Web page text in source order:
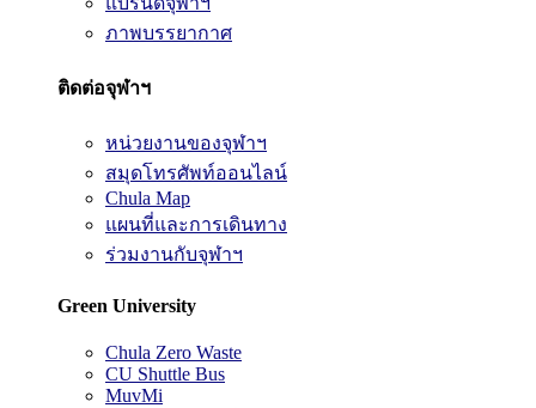
ภาพบรรยากาศ
ติดต่อจุฬาฯ
หน่วยงานของจุฬาฯ
สมุดโทรศัพท์ออนไลน์
Chula Map
แผนที่และการเดินทาง
ร่วมงานกับจุฬาฯ
Green University
Chula Zero Waste
CU Shuttle Bus
MuvMi